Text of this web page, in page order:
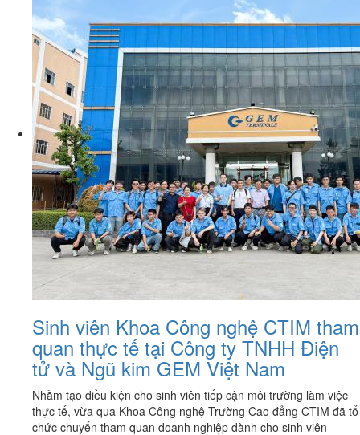
Sinh viên Khoa Công nghệ CTIM tham
quan thực tế tại Công ty TNHH Điện
tử và Ngũ kim GEM Việt Nam
Nhằm tạo điều kiện cho sinh viên tiếp cận môi trường làm việc
thực tế, vừa qua Khoa Công nghệ Trường Cao đẳng CTIM đã tổ
chức chuyến tham quan doanh nghiệp dành cho sinh viên